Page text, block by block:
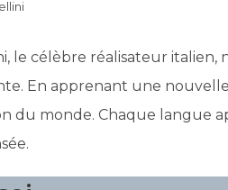
le célèbre réalisateur
En apprenant une
du monde. Chaque langue